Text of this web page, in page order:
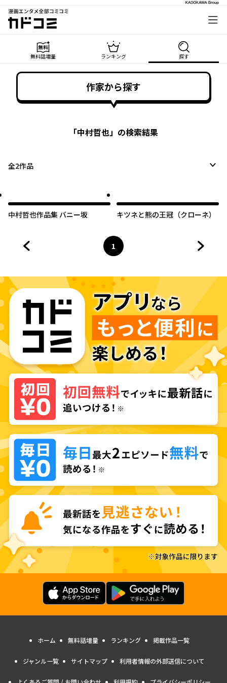
漫画エンタメ全部コミコミ
カドコミ
無料話増量 ランキング 探す
作家から探す
「中村哲也」の検索結果
全2作品
中村哲也作品集 バニー坂 キツネと熊の王冠（クローネ）
ページ
1
へ
ホーム 無料話増量 ランキング 掲載作品一覧
ジャンル一覧 サイトマップ 利用者情報の外部送信について